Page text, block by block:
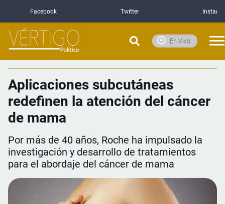
Facebook Twitter
En Vivo
Aplicaciones subcutáneas
redefinen la atención del cáncer
de mama
Por más de 40 años, Roche ha impulsado la
investigación y desarrollo de tratamientos
para el abordaje del cáncer de mama